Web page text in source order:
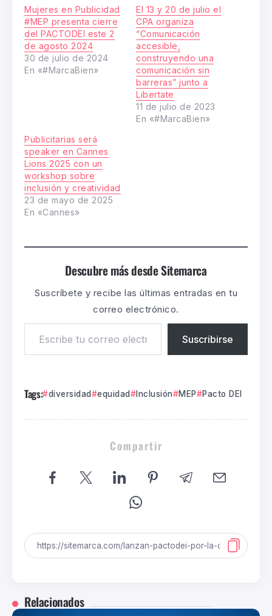
Mujeres en Publicidad
#MEP presenta cierre
del PACTODEI este 2
de agosto 2024
30 de julio de 2024
En «#MarcaBien»
El 13 y 20 de julio el
CPA organiza
“Comunicación
accesible,
construyendo una
comunicación sin
barreras” junto a
Libertate
11 de julio de 2023
En «#MarcaBien»
Publicitarias será
speaker en Cannes
Lions 2025 con un
workshop sobre
inclusión y creatividad
23 de mayo de 2025
En «Cannes»
Descubre más desde Sitemarca
Suscríbete y recibe las últimas entradas en tu
correo electrónico.
Suscribirse
Tags: diversidad equidad Inclusión MEP Pacto DEI
Compartir
Relacionados